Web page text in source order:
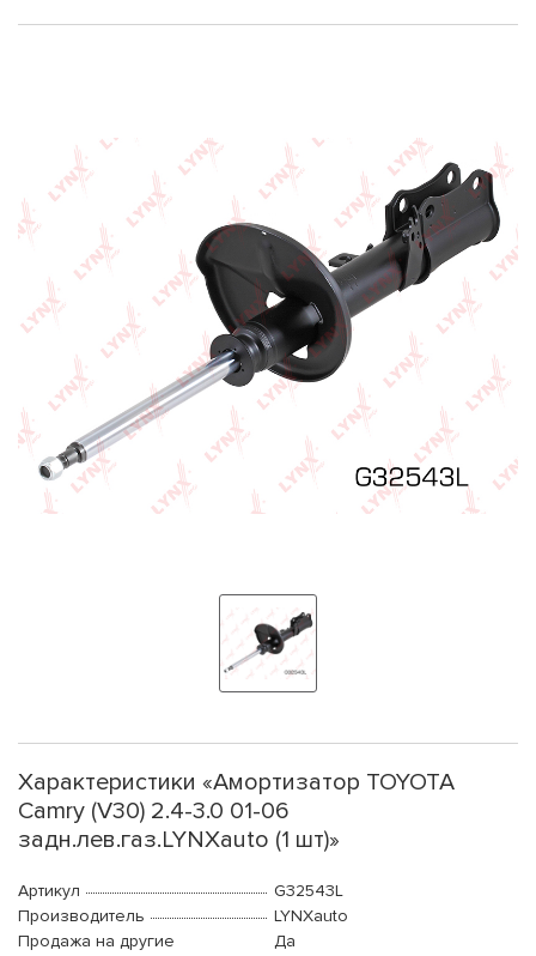
Характеристики «Амортизатор TOYOTA
Camry (V30) 2.4-3.0 01-06
задн.лев.газ.LYNXauto (1 шт)»
Артикул
G32543L
Производитель
LYNXauto
Продажа на другие
Да